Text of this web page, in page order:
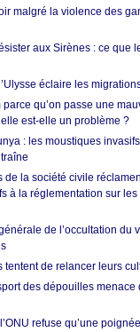
malgré la violence des
aux Sirènes : ce que
éclaire les
qu’on passe une
est-elle un problème ?
: les moustiques
de la société civile
à la réglementation sur
de l’occultation du
tentent de relancer leurs
des dépouilles
refuse qu’une